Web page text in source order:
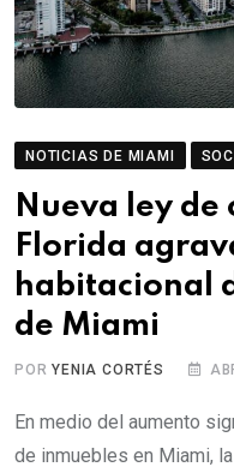
NOTICIAS DE MIAMI
Nueva ley de
Florida
habitacional
de Miami
PORYENIA CORTÉS
En medio del aumento
de inmuebles en Miami,